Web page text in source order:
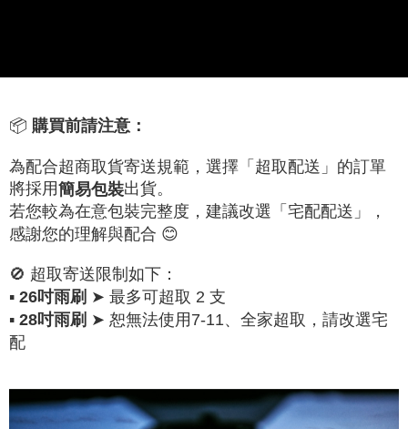
📦 購買前請注意：
為配合超商取貨寄送規範，選擇「超取配送」的訂單
將採用簡易包裝出貨。
若您較為在意包裝完整度，建議改選「宅配配送」，
感謝您的理解與配合 😊
🚫 超取寄送限制如下：
▪ 26吋雨刷 ➤ 最多可超取 2 支
▪ 28吋雨刷 ➤ 恕無法使用7-11、全家超取，請改選宅
配